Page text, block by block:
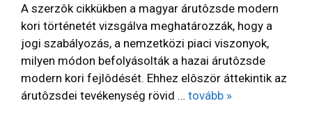
A szerzôk cikkükben a magyar árutôzsde modern
kori történetét vizsgálva meghatározzák, hogy a
jogi szabályozás, a nemzetközi piaci viszonyok,
milyen módon befolyásolták a hazai árutôzsde
modern kori fejlôdését. Ehhez elôször áttekintik az
árutôzsdei tevékenység rövid … tovább »